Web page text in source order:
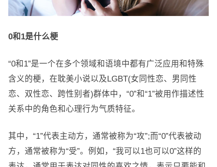
0和1是什么梗
“0和1”是一个在多个领域和语境中都有广泛应用和特殊
含义的梗，在耽美小说以及LGBT(女同性恋、男同性
恋、双性恋、跨性别者)群体中，“0”和“1”被用作描述性
关系中的角色和心理行为气质特征。
其中，“1”代表主动方，通常被称为“攻”;而“0”代表被动
方，通常被称为“受”。例如，“我可以1也可以0”这样的